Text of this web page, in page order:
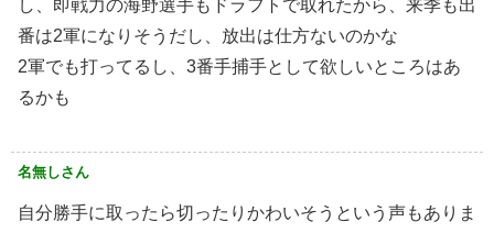
し、即戦力の海野選手もドラフトで取れたから、来季も出
番は2軍になりそうだし、放出は仕方ないのかな
2軍でも打ってるし、3番手捕手として欲しいところはあ
るかも
名無しさん
自分勝手に取ったら切ったりかわいそうという声もありま